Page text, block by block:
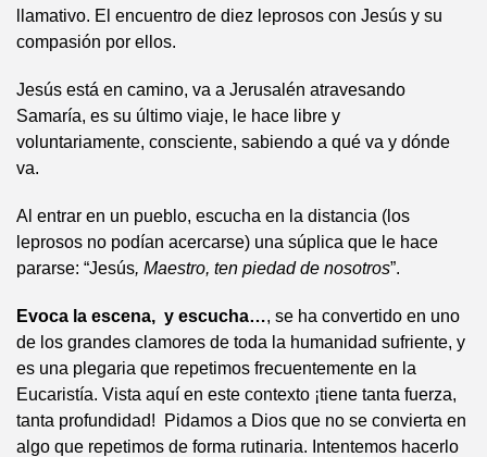
llamativo. El encuentro de diez leprosos con Jesús y su
compasión por ellos.
Jesús está en camino, va a Jerusalén atravesando
Samaría, es su último viaje, le hace libre y
voluntariamente, consciente, sabiendo a qué va y dónde
va.
Al entrar en un pueblo, escucha en la distancia (los
leprosos no podían acercarse) una súplica que le hace
pararse: “Jesús, Maestro, ten piedad de nosotros”.
Evoca la escena, y escucha…, se ha convertido en uno
de los grandes clamores de toda la humanidad sufriente, y
es una plegaria que repetimos frecuentemente en la
Eucaristía. Vista aquí en este contexto ¡tiene tanta fuerza,
tanta profundidad! Pidamos a Dios que no se convierta en
algo que repetimos de forma rutinaria. Intentemos hacerlo